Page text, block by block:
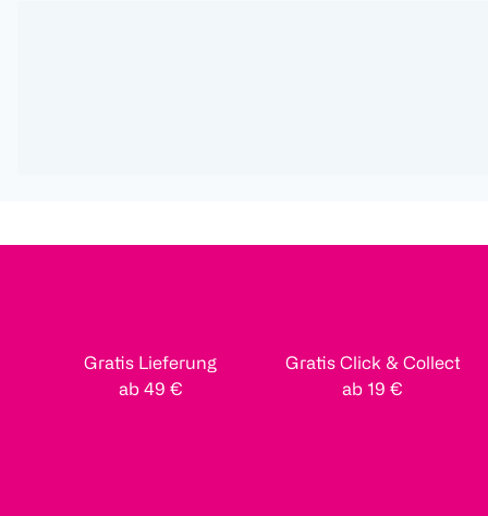
Gratis Lieferung
ab 49 €
Gratis Click & Collect
ab 19 €